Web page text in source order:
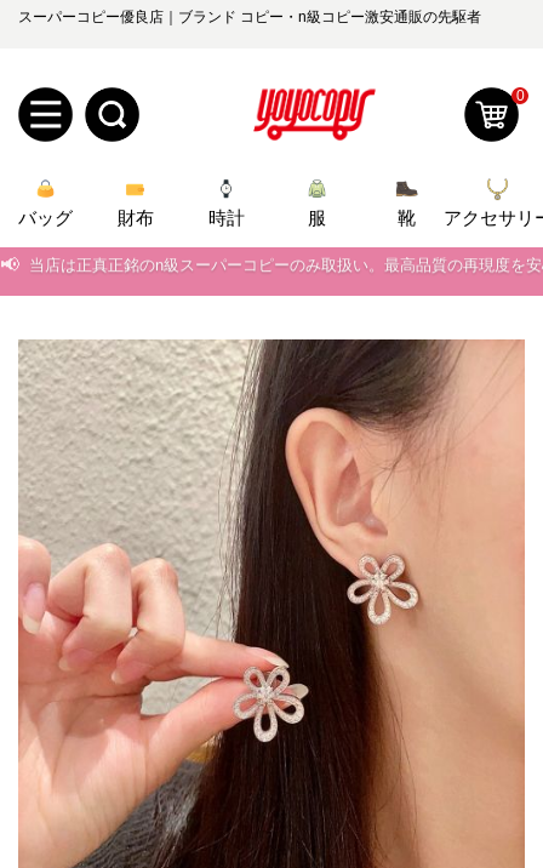
スーパーコピー優良店｜ブランド コピー・n級コピー激安通販の先駆者
規
ユ
ザ
ー
登
録
ロ
グ
ン
オ
ー
ダ
ー
管
お
知
ら
せ
yoyocopys@gmail.com
2026人気特集
バッグ
財布
時計
服
ズボン
衣装セット
靴
住まい用品
アクセサリー
ベルト
スカーフ
アイフォーンケ
ース
小物
0
バッグ 財布 時計 服 靴
アクセサリ
📢 新作入荷！ルイ・ヴィトンスーパーコピー バッグ最新モデルが登場。
📢 当店は正真正銘のn級スーパーコピーのみ取扱い。最高品質の再現度を
2026春の新作続々更新中！期間中のご注文でお得な割引をご利用いただ
新作入荷！ルイ・ヴィトンスーパーコピー バッグ最新モデルが登場。